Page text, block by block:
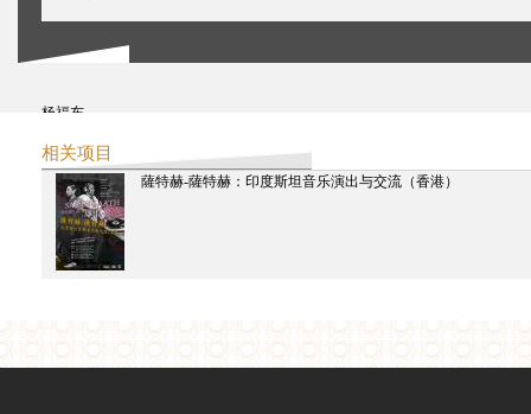
杨福东
俞挺
英格和吴山专
殷漪
袁梓烈
相关项目
薩特赫-薩特赫：印度斯坦音乐演出与交流（香港）